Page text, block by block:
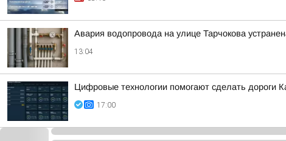
Авария водопровода на улице Тарчокова
13:04
Цифровые технологии помогают сделать дороги
17:00